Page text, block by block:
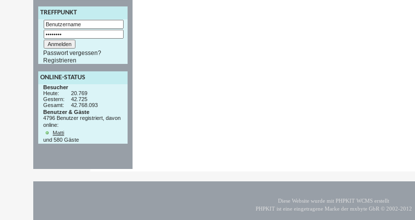
TREFFPUNKT
Passwort vergessen?
Registrieren
ONLINE-STATUS
Besucher
Heute:
20.769
Gestern:
42.725
Gesamt:
42.768.093
Benutzer & Gäste
4796 Benutzer registriert, davon
online:
Matti
und 580 Gäste
Diese Website wurde mit PHPKIT WCMS erstellt
PHPKIT ist eine eingetragene Marke der mxbyte GbR © 2002-2012